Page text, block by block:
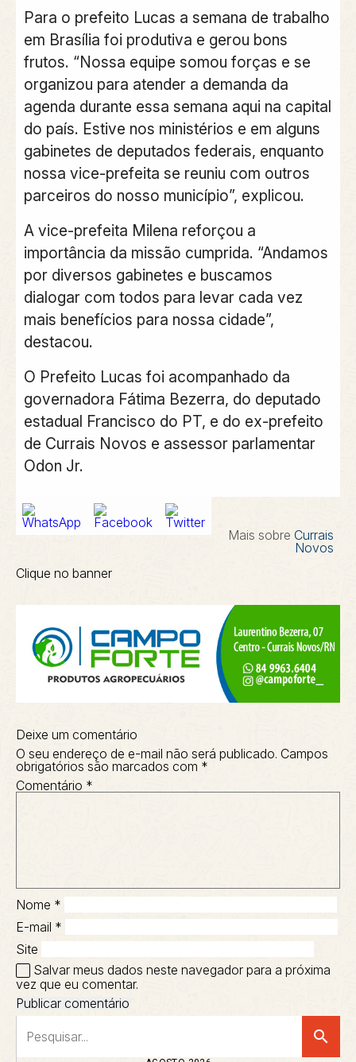
Para o prefeito Lucas a semana de trabalho
em Brasília foi produtiva e gerou bons
frutos. “Nossa equipe somou forças e se
organizou para atender a demanda da
agenda durante essa semana aqui na capital
do país. Estive nos ministérios e em alguns
gabinetes de deputados federais, enquanto
nossa vice-prefeita se reuniu com outros
parceiros do nosso município”, explicou.
A vice-prefeita Milena reforçou a
importância da missão cumprida. “Andamos
por diversos gabinetes e buscamos
dialogar com todos para levar cada vez
mais benefícios para nossa cidade”,
destacou.
O Prefeito Lucas foi acompanhado da
governadora Fátima Bezerra, do deputado
estadual Francisco do PT, e do ex-prefeito
de Currais Novos e assessor parlamentar
Odon Jr.
Mais sobre Currais
Novos
Clique no banner
Deixe um comentário
O seu endereço de e-mail não será publicado. Campos
obrigatórios são marcados com *
Comentário *
Nome *
E-mail *
Site
Salvar meus dados neste navegador para a próxima
vez que eu comentar.
search